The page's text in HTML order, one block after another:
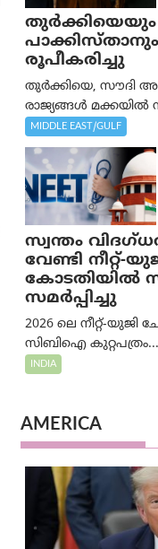
രൂപീകരിച്ചു
തുർക്കിയെ, സൗദി
രാജ്യങ്ങൾ
MIDDLE EAST/GULF
സ്വന്തം
വേണ്ടി നീറ്റ്-
കോടതിയില്‍
സമര്‍പ്പിച്ചു
2026 ലെ നീറ്റ്-യുജി
സിബിഐ കുറ്റപത്രം...
INDIA
AMERICA